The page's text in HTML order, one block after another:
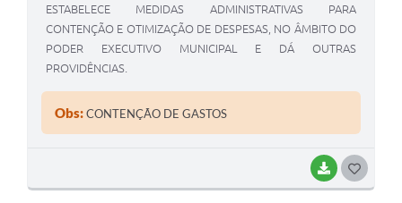
BAIXAR
ESTABELECE MEDIDAS ADMINISTRATIVAS PARA
CONTENÇÃO E OTIMIZAÇÃO DE DESPESAS, NO ÂMBITO DO
PODER EXECUTIVO MUNICIPAL E DÁ OUTRAS
PROVIDÊNCIAS.
Obs:CONTENÇÃO DE GASTOS